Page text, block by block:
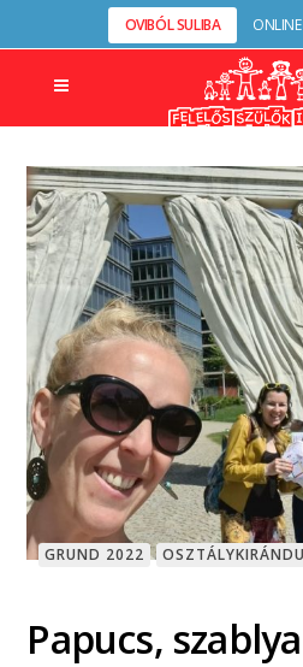
OVIBÓL SULIBA
GRUND 2022
Papucs,